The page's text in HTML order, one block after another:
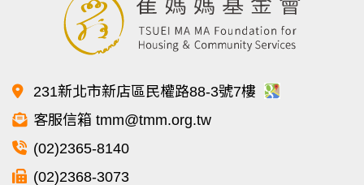
231新北市新店區民權路88-3號7樓
客服信箱 tmm@tmm.org.tw
(02)2365-8140
(02)2368-3073